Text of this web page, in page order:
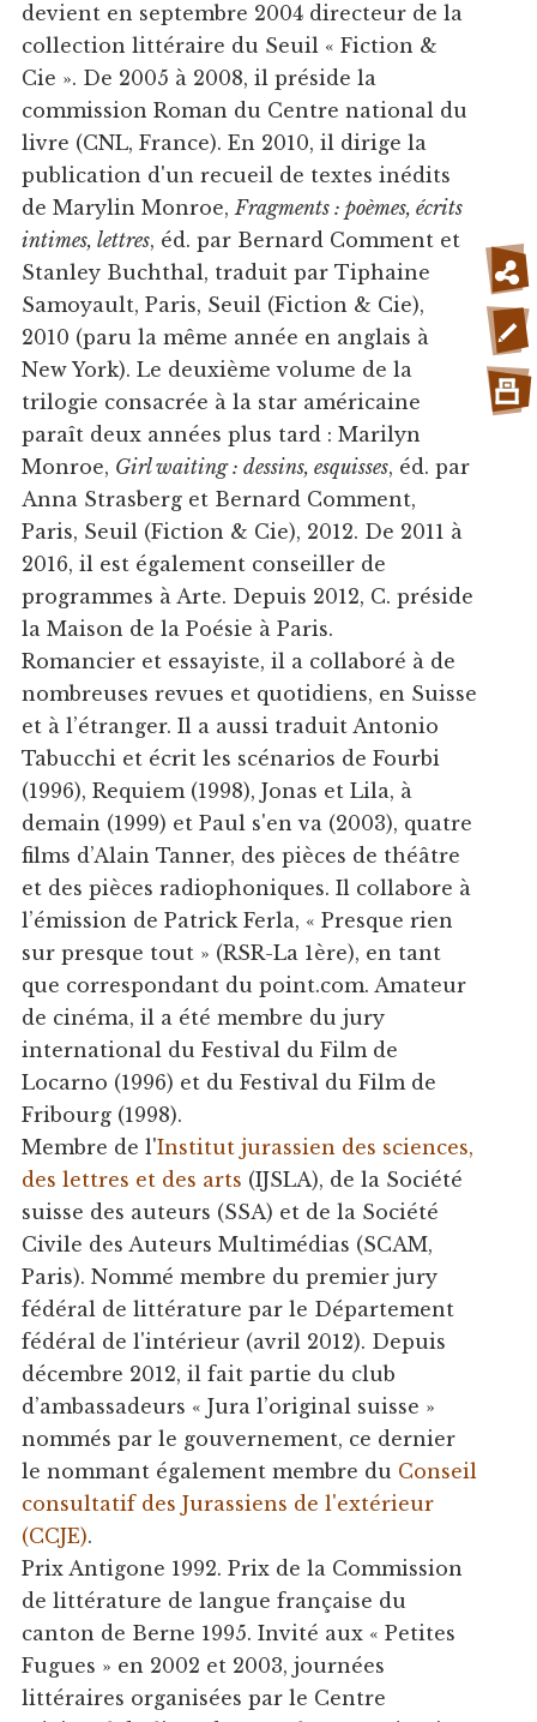
devient en septembre 2004 directeur de la
collection littéraire du Seuil « Fiction &
Cie ». De 2005 à 2008, il préside la
commission Roman du Centre national du
livre (CNL, France). En 2010, il dirige la
publication d'un recueil de textes inédits
de Marylin Monroe,Fragments : poèmes, écrits
intimes, lettres, éd. par Bernard Comment et
Stanley Buchthal, traduit par Tiphaine
Samoyault, Paris, Seuil (Fiction & Cie),
2010 (paru la même année en anglais à
New York). Le deuxième volume de la
trilogie consacrée à la star américaine
paraît deux années plus tard : Marilyn
Monroe, Girl waiting : dessins, esquisses, éd. par
Anna Strasberg et Bernard Comment,
Paris, Seuil (Fiction & Cie), 2012. De 2011 à
2016, il est également conseiller de
programmes à Arte. Depuis 2012, C. préside
la Maison de la Poésie à Paris.
Romancier et essayiste, il a collaboré à de
nombreuses revues et quotidiens, en Suisse
et à l’étranger. Il a aussi traduit Antonio
Tabucchi et écrit les scénarios de Fourbi
(1996), Requiem (1998), Jonas et Lila, à
demain (1999) et Paul s'en va (2003), quatre
films d’Alain Tanner, des pièces de théâtre
et des pièces radiophoniques. Il collabore à
l’émission de Patrick Ferla, « Presque rien
sur presque tout » (RSR-La 1ère), en tant
que correspondant du point.com. Amateur
de cinéma, il a été membre du jury
international du Festival du Film de
Locarno (1996) et du Festival du Film de
Fribourg (1998).
Membre de l'Institut jurassien des sciences,
des lettres et des arts (IJSLA), de la Société
suisse des auteurs (SSA) et de la Société
Civile des Auteurs Multimédias (SCAM,
Paris). Nommé membre du premier jury
fédéral de littérature par le Département
fédéral de l'intérieur (avril 2012). Depuis
décembre 2012, il fait partie du club
d’ambassadeurs « Jura l’original suisse »
nommés par le gouvernement, ce dernier
le nommant également membre du Conseil
consultatif des Jurassiens de l'extérieur
(CCJE).
Prix Antigone 1992. Prix de la Commission
de littérature de langue française du
canton de Berne 1995. Invité aux « Petites
Fugues » en 2002 et 2003, journées
littéraires organisées par le Centre